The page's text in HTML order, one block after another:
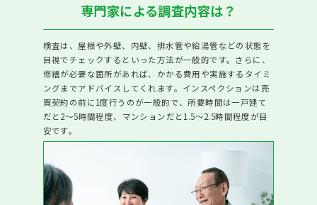
売却の金額と期間
仲介と買取の違い
売却諸費用＆税金はいつ払うの？
売却後の確定申告は不要？必要？
当社が選ばれる6つの理由
02.積極的な販売活動
03.安定した集客
専門家による調査内容は？
検査は、屋根や外壁、内壁、排水管や給湯管などの状態を
目視でチェックするといった方法が一般的です。さらに、
修繕が必要な箇所があれば、かかる費用や実施するタイミ
ングまでアドバイスしてくれます。インスペクションは売
買契約の前に1度行うのが一般的で、所要時間は一戸建て
だと2～5時間程度、マンションだと1.5～2.5時間程度が目
安です。